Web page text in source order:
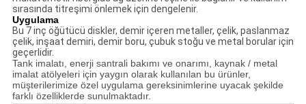
sırasında titreşimi önlemek için dengelenir.
Uygulama
Bu 7 inç öğütücü diskler, demir içeren metaller, çelik, paslanmaz
çelik, inşaat demiri, demir boru, çubuk stoğu ve metal borular için
geçerlidir.
Tank imalatı, enerji santrali bakımı ve onarımı, kaynak / metal
imalat atölyeleri için yaygın olarak kullanılan bu ürünler,
müşterilerimize özel uygulama gereksinimlerine uyacak şekilde
farklı özelliklerde sunulmaktadır.